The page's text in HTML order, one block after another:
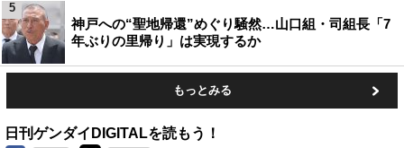
神戸への“聖地帰還”めぐり騒然…山口組・司組長「7
年ぶりの里帰り」は実現するか
5
もっとみる
日刊ゲンダイDIGITALを読もう！